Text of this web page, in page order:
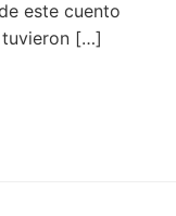
este cuento
tuvieron […]